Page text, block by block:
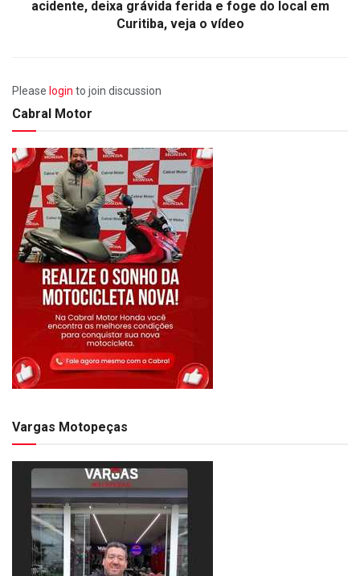
acidente, deixa grávida ferida e foge do local em
Curitiba, veja o vídeo
Please login to join discussion
Cabral Motor
Vargas Motopeças